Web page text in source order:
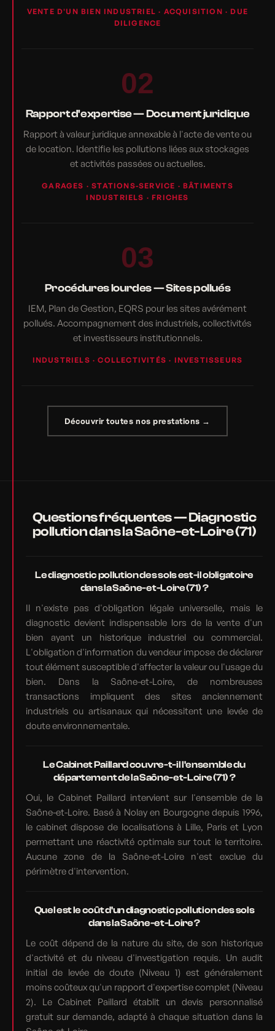
VENTE D'UN BIEN INDUSTRIEL · ACQUISITION · DUE
DILIGENCE
02
Rapport d'expertise — Document juridique
Rapport à valeur juridique annexable à l'acte de vente ou
de location. Identifie les pollutions liées aux stockages
et activités passées ou actuelles.
GARAGES · STATIONS-SERVICE · BÂTIMENTS
INDUSTRIELS · FRICHES
03
Procédures lourdes — Sites pollués
IEM, Plan de Gestion, EQRS pour les sites avérément
pollués. Accompagnement des industriels, collectivités
et investisseurs institutionnels.
INDUSTRIELS · COLLECTIVITÉS · INVESTISSEURS
Découvrir toutes nos prestations →
Questions fréquentes — Diagnostic
pollution dans la Saône-et-Loire (71)
Le diagnostic pollution des sols est-il obligatoire
dans la Saône-et-Loire (71) ?
Il n'existe pas d'obligation légale universelle, mais le
diagnostic devient indispensable lors de la vente d'un
bien ayant un historique industriel ou commercial.
L'obligation d'information du vendeur impose de déclarer
tout élément susceptible d'affecter la valeur ou l'usage du
bien. Dans la Saône-et-Loire, de nombreuses
transactions impliquent des sites anciennement
industriels ou artisanaux qui nécessitent une levée de
doute environnementale.
Le Cabinet Paillard couvre-t-il l'ensemble du
département de la Saône-et-Loire (71) ?
Oui, le Cabinet Paillard intervient sur l'ensemble de la
Saône-et-Loire. Basé à Nolay en Bourgogne depuis 1996,
le cabinet dispose de localisations à Lille, Paris et Lyon
permettant une réactivité optimale sur tout le territoire.
Aucune zone de la Saône-et-Loire n'est exclue du
périmètre d'intervention.
Quel est le coût d'un diagnostic pollution des sols
dans la Saône-et-Loire ?
Le coût dépend de la nature du site, de son historique
d'activité et du niveau d'investigation requis. Un audit
initial de levée de doute (Niveau 1) est généralement
moins coûteux qu'un rapport d'expertise complet (Niveau
2). Le Cabinet Paillard établit un devis personnalisé
gratuit sur demande, adapté à chaque situation dans la